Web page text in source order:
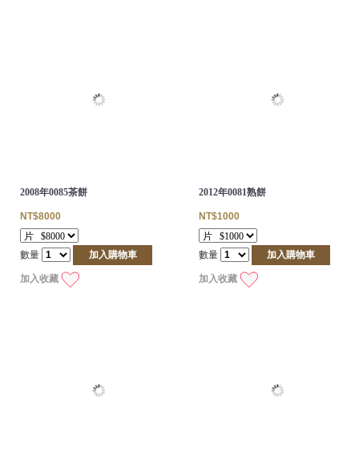
2008年0085茶餅
NT$8000
數量 加入購物車
加入收藏
2012年0081熟餅
NT$1000
數量 加入購物車
加入收藏